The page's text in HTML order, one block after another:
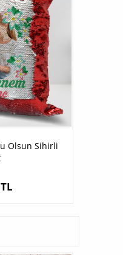
Olsun Sihirli